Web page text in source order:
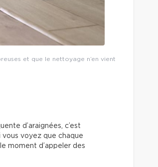
et que le nettoyage n’en vient
d’araignées, c’est
voyez que chaque
moment d’appeler des